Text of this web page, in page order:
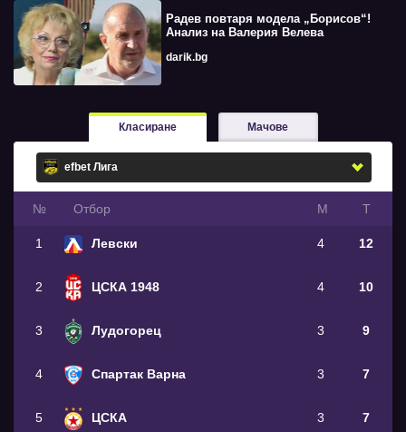
Радев повтаря модела „Борисов“!
Анализ на Валерия Велева
darik.bg
Класиране Мачове
№ Oтбор М Т
1 Левски 4 12
2 ЦСКА 1948 4 10
3 Лудогорец 3 9
4 Спартак Варна 3 7
5 ЦСКА 3 7